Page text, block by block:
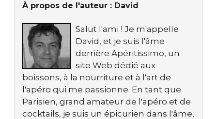
À propos de l'auteur : David
Salut l'ami ! Je m'appelle
David, et je suis l'âme
derrière Apéritissimo, un
site Web dédié aux
boissons, à la nourriture et à l'art de
l'apéro qui me passionne. En tant que
Parisien, grand amateur de l'apéro et de
cocktails, je suis un épicurien dans l'âme,